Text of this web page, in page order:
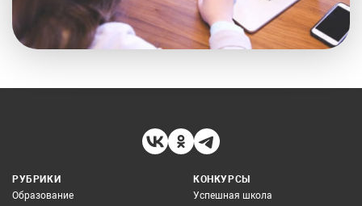
РУБРИКИ
Образование
КОНКУРСЫ
Успешная школа